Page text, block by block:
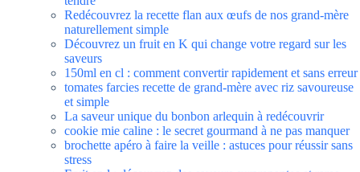
Redécouvrez la recette flan aux œufs de nos grand-mère
naturellement simple
Découvrez un fruit en K qui change votre regard sur les
saveurs
150ml en cl : comment convertir rapidement et sans erreur
tomates farcies recette de grand-mère avec riz savoureuse
et simple
La saveur unique du bonbon arlequin à redécouvrir
cookie mie caline : le secret gourmand à ne pas manquer
brochette apéro à faire la veille : astuces pour réussir sans
stress